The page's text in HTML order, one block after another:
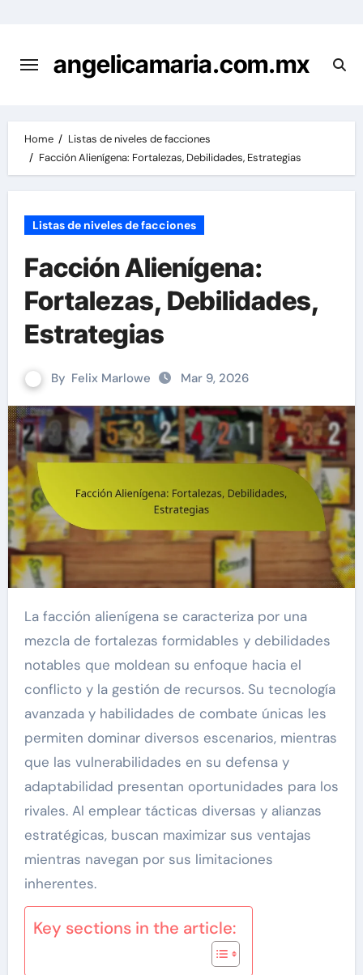
content
angelicamaria.com.mx
Home
Listas de niveles de facciones
Facción Alienígena: Fortalezas, Debilidades, Estrategias
Listas de niveles de facciones
Facción Alienígena:
Fortalezas, Debilidades,
Estrategias
By Felix Marlowe Mar 9, 2026
La facción alienígena se caracteriza por una
mezcla de fortalezas formidables y debilidades
notables que moldean su enfoque hacia el
conflicto y la gestión de recursos. Su tecnología
avanzada y habilidades de combate únicas les
permiten dominar diversos escenarios, mientras
que las vulnerabilidades en su defensa y
adaptabilidad presentan oportunidades para los
rivales. Al emplear tácticas diversas y alianzas
estratégicas, buscan maximizar sus ventajas
mientras navegan por sus limitaciones
inherentes.
Key sections in the article: